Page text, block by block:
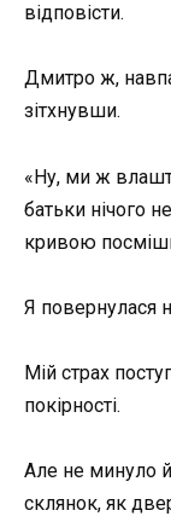
відповісти.
Дмитро ж,
зітхнувши.
«Ну, ми ж
батьки нічого
кривою
Я повернулася
Мій страх
покірності.
Але не минуло й
склянок, як